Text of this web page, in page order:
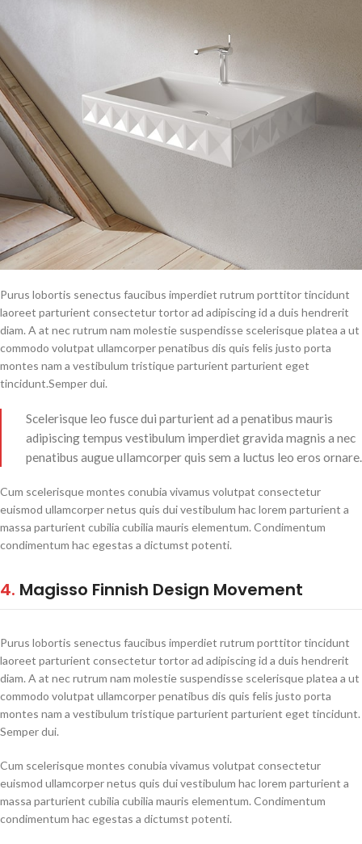
Purus lobortis senectus faucibus imperdiet rutrum porttitor tincidunt
laoreet parturient consectetur tortor ad adipiscing id a duis hendrerit
diam. A at nec rutrum nam molestie suspendisse scelerisque platea a ut
commodo volutpat ullamcorper penatibus dis quis felis justo porta
montes nam a vestibulum tristique parturient parturient eget
tincidunt.Semper dui.
Scelerisque leo fusce dui parturient ad a penatibus mauris
adipiscing tempus vestibulum imperdiet gravida magnis a nec
penatibus augue ullamcorper quis sem a luctus leo eros ornare.
Cum scelerisque montes conubia vivamus volutpat consectetur
euismod ullamcorper netus quis dui vestibulum hac lorem parturient a
massa parturient cubilia cubilia mauris elementum. Condimentum
condimentum hac egestas a dictumst potenti.
4. Magisso Finnish Design Movement
Purus lobortis senectus faucibus imperdiet rutrum porttitor tincidunt
laoreet parturient consectetur tortor ad adipiscing id a duis hendrerit
diam. A at nec rutrum nam molestie suspendisse scelerisque platea a ut
commodo volutpat ullamcorper penatibus dis quis felis justo porta
montes nam a vestibulum tristique parturient parturient eget tincidunt.
Semper dui.
Cum scelerisque montes conubia vivamus volutpat consectetur
euismod ullamcorper netus quis dui vestibulum hac lorem parturient a
massa parturient cubilia cubilia mauris elementum. Condimentum
condimentum hac egestas a dictumst potenti.